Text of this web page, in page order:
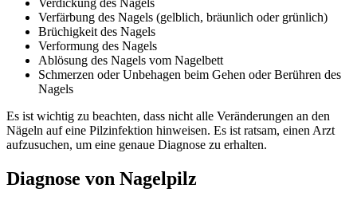
Verfärbung des Nagels (gelblich, bräunlich oder grünlich)
Brüchigkeit des Nagels
Verformung des Nagels
Ablösung des Nagels vom Nagelbett
Schmerzen oder Unbehagen beim Gehen oder Berühren des
Nagels
Es ist wichtig zu beachten, dass nicht alle Veränderungen an den
Nägeln auf eine Pilzinfektion hinweisen. Es ist ratsam, einen Arzt
aufzusuchen, um eine genaue Diagnose zu erhalten.
Diagnose von Nagelpilz